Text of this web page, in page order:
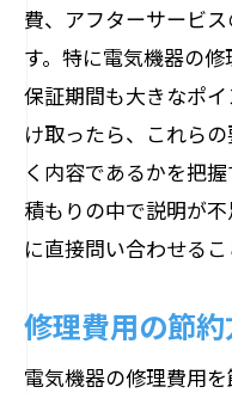
費、アフターサービ
す。特に電気機器の
保証期間も大きなポ
け取ったら、これら
く内容であるかを把
積もりの中で説明が
に直接問い合わせるこ
修理費用の節
電気機器の修理費用